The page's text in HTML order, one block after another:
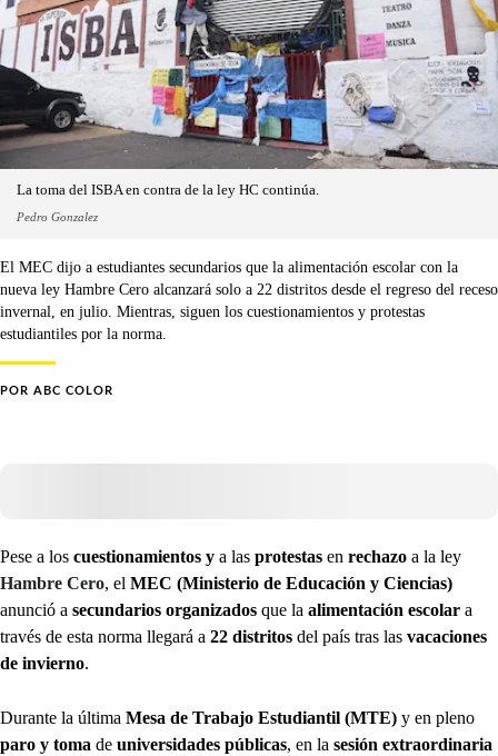
La toma del ISBA en contra de la ley HC continúa.
Pedro Gonzalez
El MEC dijo a estudiantes secundarios que la alimentación escolar con la
nueva ley Hambre Cero alcanzará solo a 22 distritos desde el regreso del receso
invernal, en julio. Mientras, siguen los cuestionamientos y protestas
estudiantiles por la norma.
POR ABC COLOR
Pese a los cuestionamientos y a las protestas en rechazo a la ley
Hambre Cero, el MEC (Ministerio de Educación y Ciencias)
anunció a secundarios organizados que la alimentación escolar a
través de esta norma llegará a 22 distritos del país tras las vacaciones
de invierno.
Durante la última Mesa de Trabajo Estudiantil (MTE) y en pleno
paro y toma de universidades públicas, en la sesión extraordinaria